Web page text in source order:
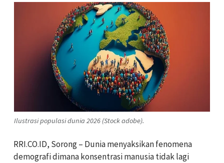
Ilustrasi populasi dunia 2026 (Stock adobe).
RRI.CO.ID, Sorong – Dunia menyaksikan fenomena
demografi dimana konsentrasi manusia tidak lagi